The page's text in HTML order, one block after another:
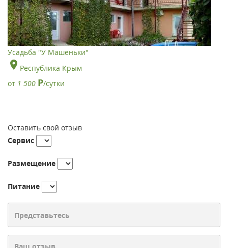
Усадьба "У Машеньки"
Республика Крым
от 1 500 Р/сутки
Оставить свой отзыв
Сервис
Размещение
Питание